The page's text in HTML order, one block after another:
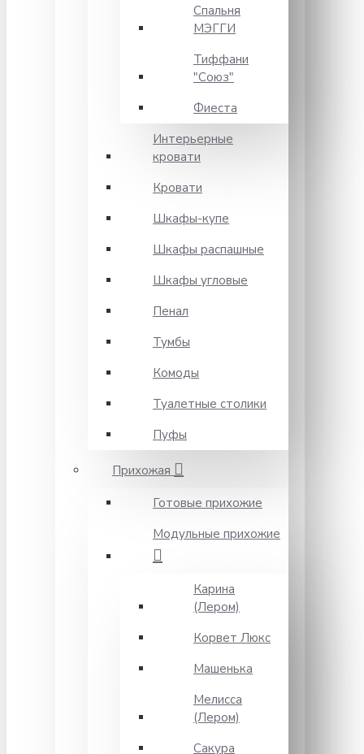
Спальня
МЭГГИ
Тиффани
"Союз"
Фиеста
Интерьерные
кровати
Кровати
Шкафы-купе
Шкафы распашные
Шкафы угловые
Пенал
Тумбы
Комоды
Туалетные столики
Пуфы
Прихожая
Готовые прихожие
Модульные прихожие
Карина
(Лером)
Корвет Люкс
Машенька
Мелисса
(Лером)
Сакура